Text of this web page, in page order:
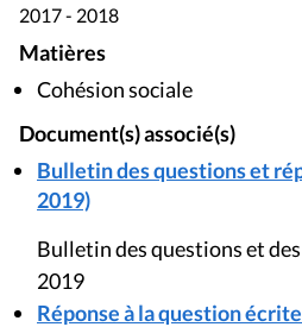
2017 - 2018
Matières
Cohésion sociale
Document(s) associé(s)
Bulletin des questions et
2019)
Bulletin des questions et
2019
Réponse à la question